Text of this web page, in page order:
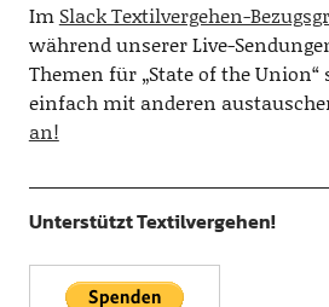
Im Slack Textilvergehen-
während unserer Live-
Themen für „State of the
einfach mit anderen
an!
Unterstützt Textilvergehen!